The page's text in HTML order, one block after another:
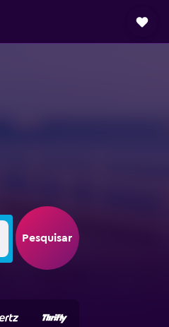
Pesquisar